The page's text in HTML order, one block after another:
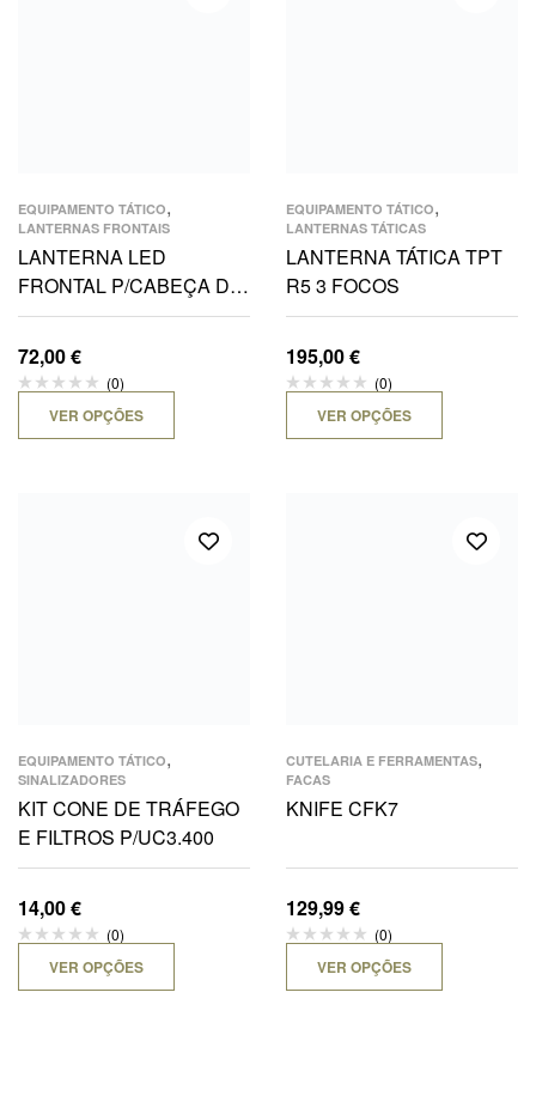
EQUIPAMENTO TÁTICO,
LANTERNAS FRONTAIS
LANTERNA LED
FRONTAL P/CABEÇA DE
FUNÇÕES 383 LUMENS
3AA
72,00€
(0)
VER OPÇÕES
EQUIPAMENTO TÁTICO,
LANTERNAS TÁTICAS
LANTERNA TÁTICA TPT
R5 3 FOCOS
195,00€
(0)
VER OPÇÕES
EQUIPAMENTO TÁTICO,
SINALIZADORES
KIT CONE DE TRÁFEGO
E FILTROS P/UC3.400
14,00€
(0)
VER OPÇÕES
CUTELARIA E FERRAMENTAS,
FACAS
KNIFE CFK7
129,99€
(0)
VER OPÇÕES